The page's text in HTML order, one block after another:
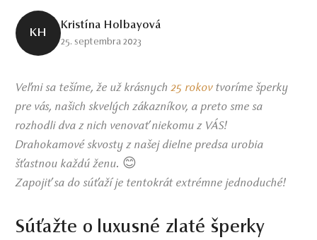
KH
Kristína Holbayová
25. septembra 2023
Veľmi sa tešíme, že už krásnych25 rokov tvoríme šperky
pre vás, našich skvelých zákazníkov, a preto sme sa
rozhodli dva z nich venovať niekomu z VÁS!
Drahokamové skvosty z našej dielne predsa urobia
šťastnou každú ženu. 😊
Zapojiť sa do súťaží je tentokrát extrémne jednoduché!
Súťažte o luxusné zlaté šperky